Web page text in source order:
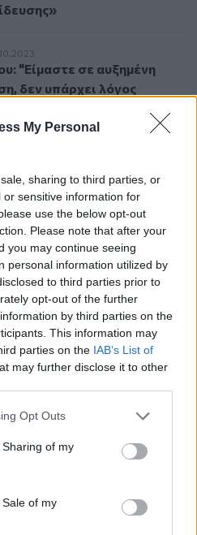
My Personal
sharing to third parties, or
sensitive information for
use the below opt-out
Please note that after your
you may continue seeing
personal information utilized by
to third parties prior to
opt-out of the further
by third parties on the
This information may
parties on the IAB’s List of
may further disclose it to other
Opt Outs
of my
of my
"Είμαστε σε αυξημένη
"Είμαστε σε αυξημένη
δεν υπάρχει λόγος
της νεανικής
Σελιδοποίηση
σελίδα
Current page
1 Next page
Δημοφιλή
τους ισχυρούς» του Αλέξη
;
το ελικόπτερο που
στη Μήλο